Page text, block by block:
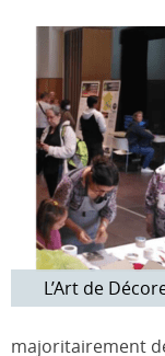
L’Art de
majoritairement